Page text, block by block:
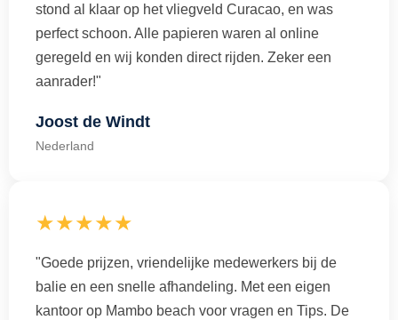
stond al klaar op het vliegveld Curacao, en was
perfect schoon. Alle papieren waren al online
geregeld en wij konden direct rijden. Zeker een
aanrader!"
Joost de Windt
Nederland
★★★★★
"Goede prijzen, vriendelijke medewerkers bij de
balie en een snelle afhandeling. Met een eigen
kantoor op Mambo beach voor vragen en Tips. De